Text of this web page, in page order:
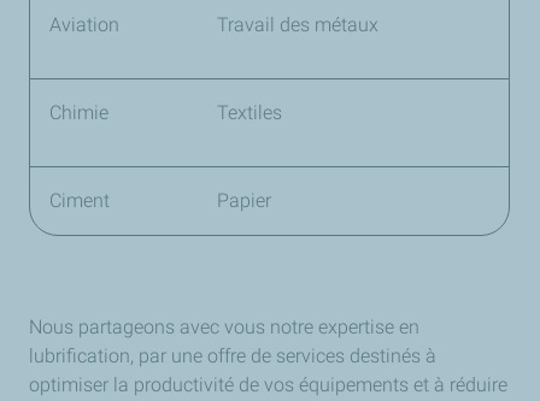
Aviation Travail des métaux
Chimie Textiles
Ciment Papier
Nous partageons avec vous notre expertise en
lubrification, par une offre de services destinés à
optimiser la productivité de vos équipements et à réduire